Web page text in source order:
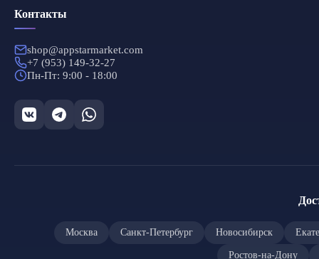
Контакты
shop@appstarmarket.com
+7 (953) 149-32-27
Пн-Пт: 9:00 - 18:00
Москва Санкт-Петербург Новосибирск
Ростов-на-Дону